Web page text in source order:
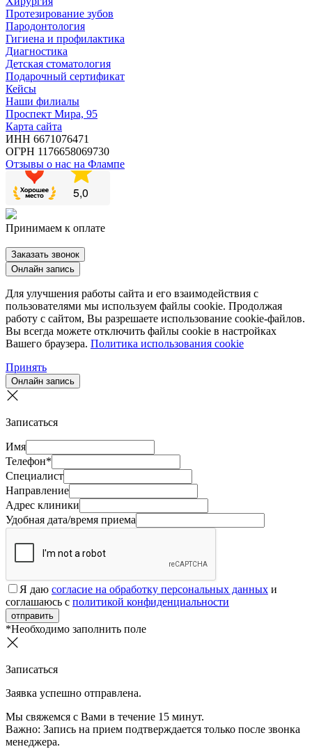
Протезирование зубов
Пародонтология
Гигиена и профилактика
Диагностика
Детская стоматология
Подарочный сертификат
Кейсы
Наши филиалы
Проспект Мира, 95
Карта сайта
ИНН 6671076471
ОГРН 1176658069730
Отзывы о нас на Флампе
Принимаем к оплате
Заказать звонок
Oнлайн запись
Для улучшения работы сайта и его взаимодействия с
пользователями мы используем файлы cookie. Продолжая
работу с сайтом, Вы разрешаете использование cookie-файлов.
Вы всегда можете отключить файлы cookie в настройках
Вашего браузера. Политика использования cookie
Принять
Oнлайн запись
Записаться
Имя
Телефон*
Специалист
Направление
Адрес клиники
Удобная дата/время приема
Я даю согласие на обработку персональных данных и
соглашаюсь с политикой конфиденциальности
отправить
*Необходимо заполнить поле
Записаться
Заявка успешно отправлена.
Мы свяжемся с Вами в течение 15 минут.
Важно: Запись на прием подтверждается только после звонка
менеджера.